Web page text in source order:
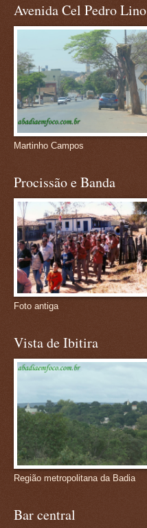
Avenida Cel Pedro Lino
Martinho Campos
Procissão e Banda
Foto antiga
Vista de Ibitira
Região metropolitana da Badia
Bar central